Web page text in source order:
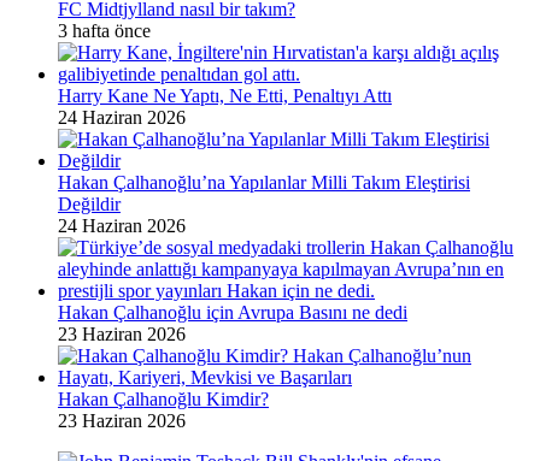
FC Midtjylland nasıl bir takım?
3 hafta önce
Harry Kane Ne Yaptı, Ne Etti, Penaltıyı Attı
24 Haziran 2026
Hakan Çalhanoğlu’na Yapılanlar Milli Takım Eleştirisi
Değildir
24 Haziran 2026
Hakan Çalhanoğlu için Avrupa Basını ne dedi
23 Haziran 2026
Hakan Çalhanoğlu Kimdir?
23 Haziran 2026